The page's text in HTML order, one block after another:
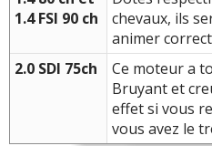
1.4 FSI 90 ch
chevaux, ils
animer
2.0 SDI 75ch
Ce moteur a
Bruyant et
effet si vous
vous avez le